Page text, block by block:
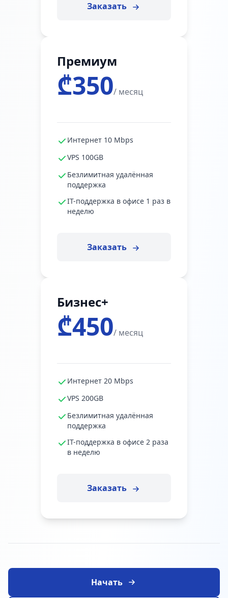
Заказать
Премиум
₾350/ месяц
Интернет 10 Mbps
VPS 100GB
Безлимитная удалённая
поддержка
IT-поддержка в офисе 1 раз в
неделю
Заказать
Бизнес+
₾450/ месяц
Интернет 20 Mbps
VPS 200GB
Безлимитная удалённая
поддержка
IT-поддержка в офисе 2 раза
в неделю
Заказать
Начать